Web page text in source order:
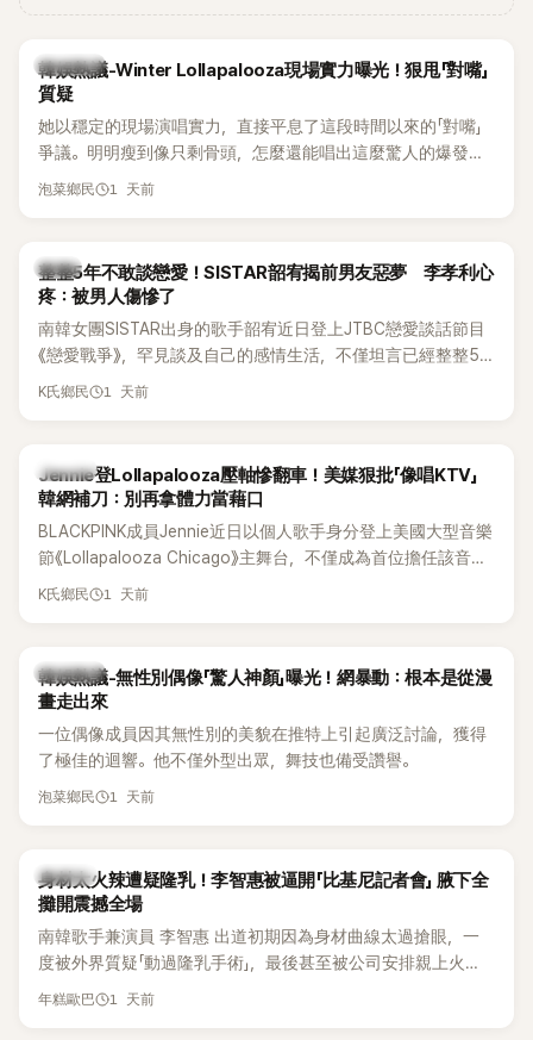
熱議討論
韓娛熱議-Winter Lollapalooza現場實力曝光！狠甩「對嘴」
質疑
她以穩定的現場演唱實力，直接平息了這段時間以來的「對嘴」
爭議。明明瘦到像只剩骨頭，怎麼還能唱出這麼驚人的爆發力
和音量？
泡菜鄉民 1 天前
韓星
整整5年不敢談戀愛！SISTAR韶宥揭前男友惡夢 李孝利心
疼：被男人傷慘了
南韓女團SISTAR出身的歌手韶宥近日登上JTBC戀愛談話節目
《戀愛戰爭》，罕見談及自己的感情生活，不僅坦言已經整整5
年沒有談戀愛，更首度透露空窗至今的原因，全與上一段戀情
K氏鄉民 1 天前
K-POP
Jennie登Lollapalooza壓軸慘翻車！美媒狠批「像唱KTV」
韓網補刀：別再拿體力當藉口
BLACKPINK成員Jennie近日以個人歌手身分登上美國大型音樂
節《Lollapalooza Chicago》主舞台，不僅成為首位擔任該音樂
節Headliner（壓軸主秀）的K-POP女SOLO歌手，寫下全新紀
形容整場演出「就像一場豪華KTV」。
K氏鄉民 1 天前
熱議討論
韓娛熱議-無性別偶像「驚人神顏」曝光！網暴動：根本是從漫
畫走出來
一位偶像成員因其無性別的美貌在推特上引起廣泛討論，獲得
了極佳的迴響。他不僅外型出眾，舞技也備受讚譽。
泡菜鄉民 1 天前
K-POP
身材太火辣遭疑隆乳！李智惠被逼開「比基尼記者會」 腋下全
攤開震撼全場
南韓歌手兼演員 李智惠 出道初期因為身材曲線太過搶眼，一
度被外界質疑「動過隆乳手術」，最後甚至被公司安排親上火
線，召開前所未見的「泳裝記者會」澄清。這場記者會後來還被
年糕歐巴 1 天前